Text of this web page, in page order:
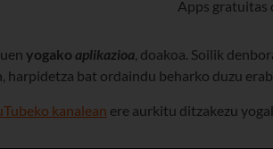
yogako aplikazioa , doakoa. Soilik
harpidetza bat ordaindu beharko duzu
kanalean ere aurkitu ditzakezu